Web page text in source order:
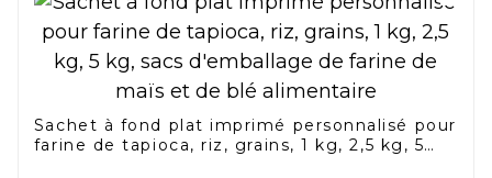
Sachet à fond plat imprimé personnalisé pour
farine de tapioca, riz, grains, 1 kg, 2,5 kg, 5